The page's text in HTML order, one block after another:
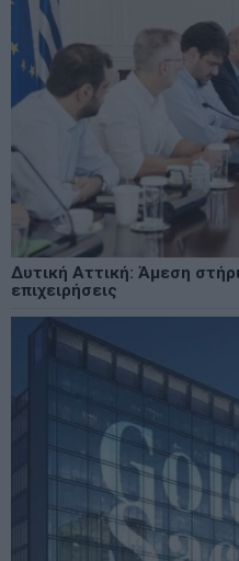
Δυτική Αττική: Άμεση
επιχειρήσεις